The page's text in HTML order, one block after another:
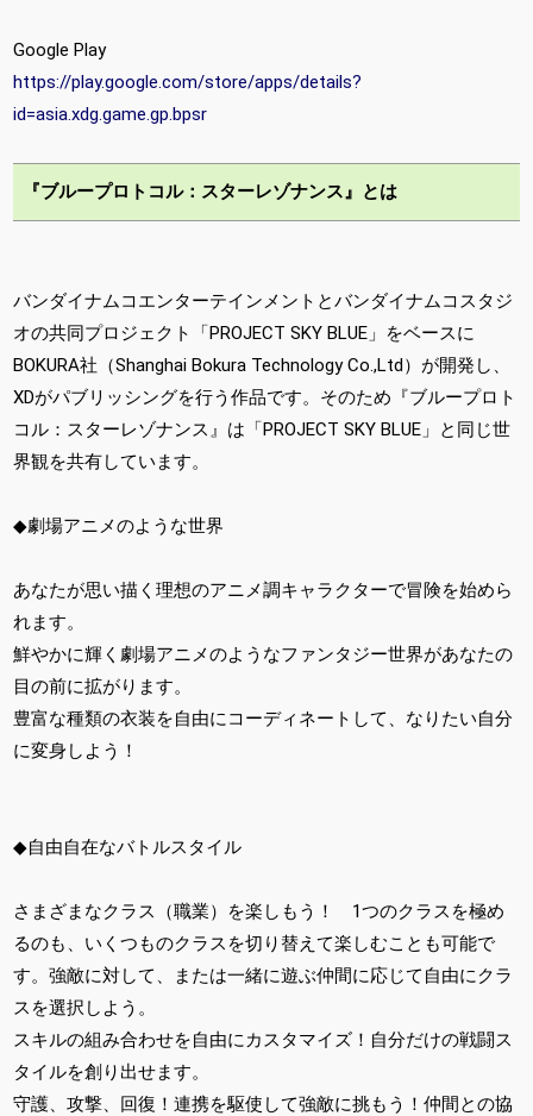
Google Play
https://play.google.com/store/apps/details?
id=asia.xdg.game.gp.bpsr
『ブループロトコル：スターレゾナンス』とは
バンダイナムコエンターテインメントとバンダイナムコスタジ
オの共同プロジェクト「PROJECT SKY BLUE」をベースに
BOKURA社（Shanghai Bokura Technology Co.,Ltd）が開発し、
XDがパブリッシングを行う作品です。そのため『ブループロト
コル：スターレゾナンス』は「PROJECT SKY BLUE」と同じ世
界観を共有しています。
◆劇場アニメのような世界
あなたが思い描く理想のアニメ調キャラクターで冒険を始めら
れます。
鮮やかに輝く劇場アニメのようなファンタジー世界があなたの
目の前に拡がります。
豊富な種類の衣装を自由にコーディネートして、なりたい自分
に変身しよう！
◆自由自在なバトルスタイル
さまざまなクラス（職業）を楽しもう！ 1つのクラスを極め
るのも、いくつものクラスを切り替えて楽しむことも可能で
す。強敵に対して、または一緒に遊ぶ仲間に応じて自由にクラ
スを選択しよう。
スキルの組み合わせを自由にカスタマイズ！自分だけの戦闘ス
タイルを創り出せます。
守護、攻撃、回復！連携を駆使して強敵に挑もう！仲間との協